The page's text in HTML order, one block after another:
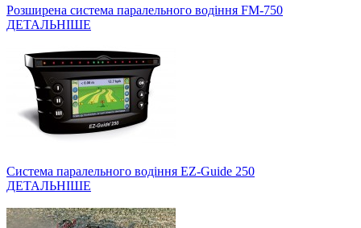
Розширена система паралельного водіння FM-750
ДЕТАЛЬНІШЕ
Система паралельного водіння EZ-Guide 250
ДЕТАЛЬНІШЕ